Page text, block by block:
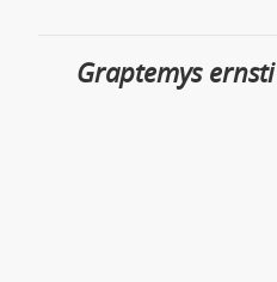
Graptemys ernsti